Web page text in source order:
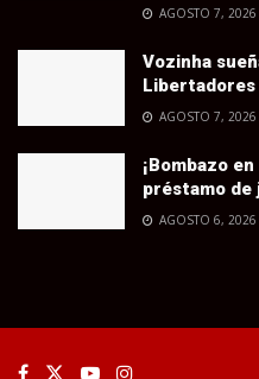
AGOSTO 7, 2026
Vozinha
Libertadores
AGOSTO 7, 2026
¡Bombazo
préstamo de
AGOSTO 6, 2026